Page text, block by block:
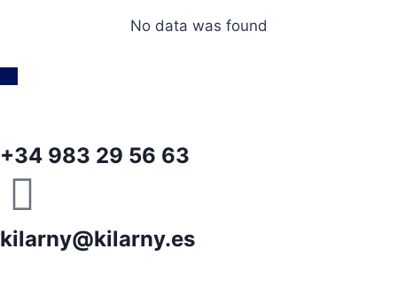
No data was found
+34 983 29 56 63
kilarny@kilarny.es